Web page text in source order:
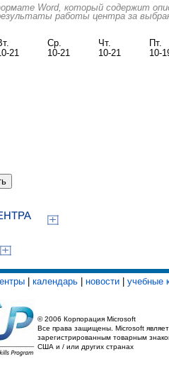
Word, который содержит
работы центра за
Ср. Чт.
Пт.
21 10-21 10-21 10-
календарь новости учебные
© 2006 Корпорация Microsoft
Все права защищены. Microsoft
зарегистрированным товарным
США и / или других странах